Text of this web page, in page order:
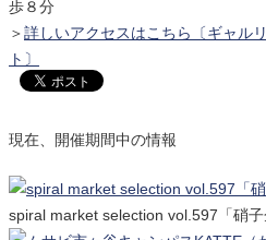
歩８分
＞詳しいアクセスはこちら〔ギャル
ト〕
現在、開催期間中の情報
spiral market selection vol.597「硝子